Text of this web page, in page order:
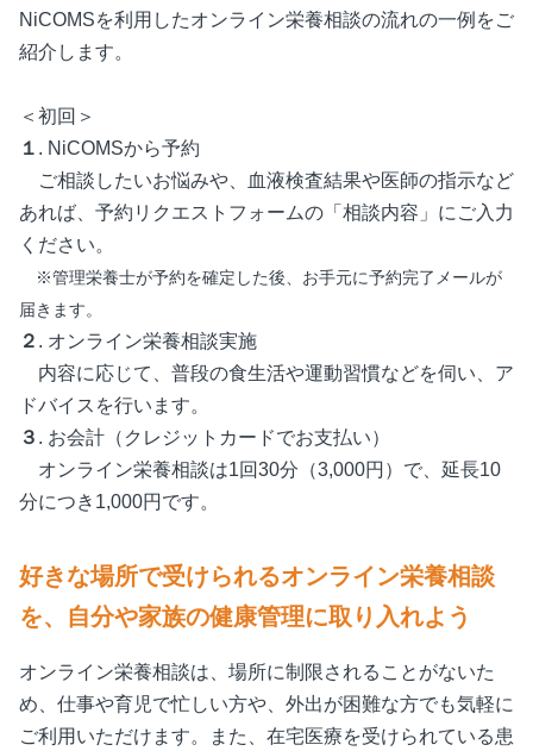
NiCOMSを利用したオンライン栄養相談の流れの一例をご
紹介します。
＜初回＞
１ . NiCOMSから予約
ご相談したいお悩みや、血液検査結果や医師の指示など
あれば、予約リクエストフォームの「相談内容」にご入力
ください。
※管理栄養士が予約を確定した後、お手元に予約完了メールが
届きます。
２ . オンライン栄養相談実施
内容に応じて、普段の食生活や運動習慣などを伺い、ア
ドバイスを行います。
３ . お会計（クレジットカードでお支払い）
オンライン栄養相談は1回30分（3,000円）で、延長10
分につき1,000円です。
好きな場所で受けられるオンライン栄養相談
を、自分や家族の健康管理に取り入れよう
オンライン栄養相談は、場所に制限されることがないた
め、仕事や育児で忙しい方や、外出が困難な方でも気軽に
ご利用いただけます。また、在宅医療を受けられている患